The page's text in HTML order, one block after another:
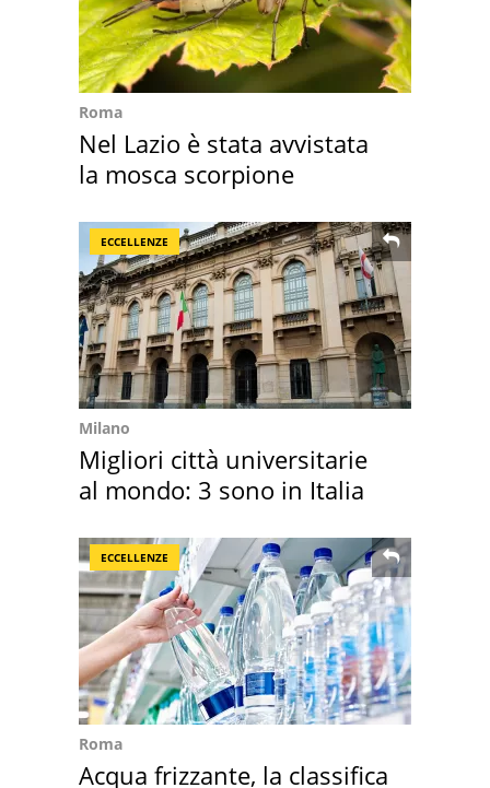
Roma
Nel Lazio è stata avvistata
la mosca scorpione
ECCELLENZE
Milano
Migliori città universitarie
al mondo: 3 sono in Italia
ECCELLENZE
Roma
Acqua frizzante, la classifica